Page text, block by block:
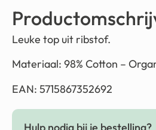
Leuke top uit ribstof.
Materiaal: 98% Cotton –
EAN: 5715867352692
Hulp nodig bij je bestelling?